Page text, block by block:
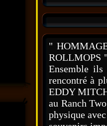
"
ROLLMOPS
Ensemble
rencontré à
EDDY
au Ranch
physique